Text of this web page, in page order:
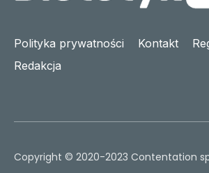
Polityka prywatności Kontakt
Redakcja
Copyright © 2020-2023 Contentation